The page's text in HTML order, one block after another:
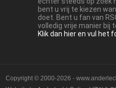
bent u vrij te kiezen
doet. Bent u fan van
volledig vrije manier bij
Klik dan hier en vul het
Copyright © 2000-2026 -